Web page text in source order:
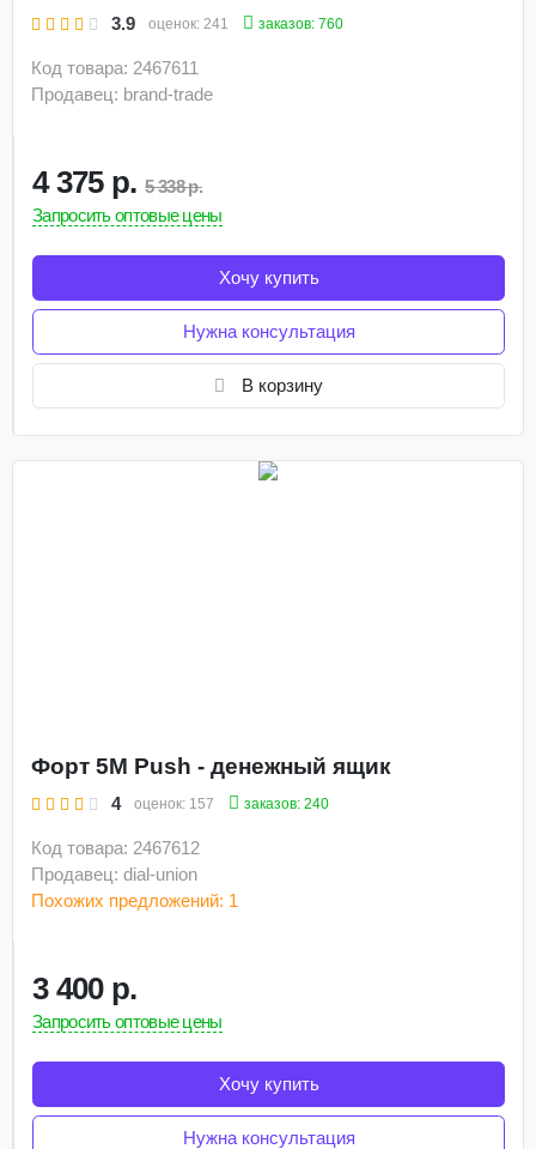
3.9 оценок: 241 заказов: 760
Код товара: 2467611
Продавец: brand-trade
4 375 р. 5 338 р.
Запросить оптовые цены
Хочу купить
Нужна консультация
В корзину
Форт 5М Push - денежный ящик
4 оценок: 157 заказов: 240
Код товара: 2467612
Продавец: dial-union
Похожих предложений: 1
3 400 р.
Запросить оптовые цены
Хочу купить
Нужна консультация